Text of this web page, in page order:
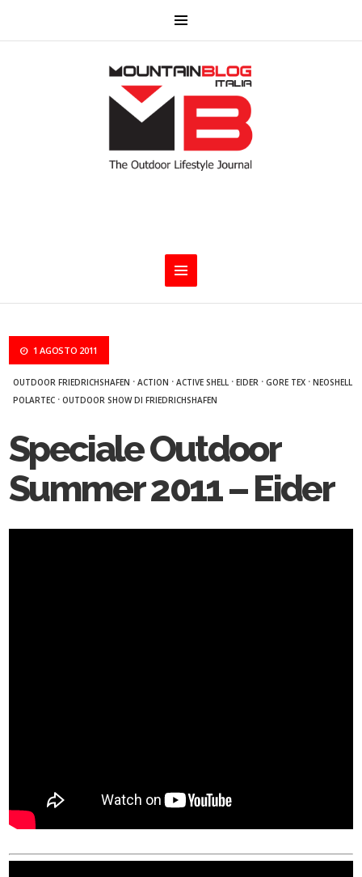
1 AGOSTO 2011
OUTDOOR FRIEDRICHSHAFEN ·ACTION ·ACTIVE SHELL ·EIDER ·GORE TEX ·NEOSHELL
POLARTEC ·OUTDOOR SHOW DI FRIEDRICHSHAFEN
Speciale Outdoor
Summer 2011 – Eider